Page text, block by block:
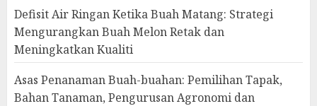
Defisit Air Ringan Ketika Buah Matang: Strategi
Mengurangkan Buah Melon Retak dan
Meningkatkan Kualiti
Asas Penanaman Buah-buahan: Pemilihan Tapak,
Bahan Tanaman, Pengurusan Agronomi dan